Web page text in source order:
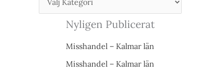
Nyligen Publicerat
Misshandel – Kalmar län
Misshandel – Kalmar län